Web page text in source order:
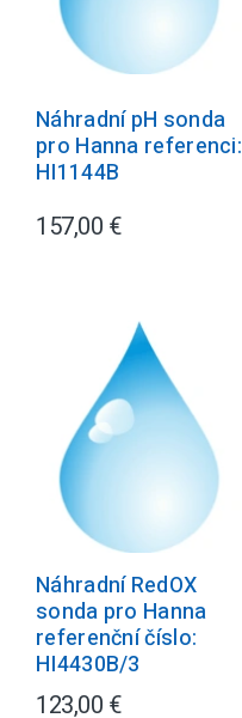
Náhradní pH sonda
pro Hanna referenci:
HI1144B
157,00 €
Náhradní RedOX
sonda pro Hanna
referenční číslo:
HI4430B/3
123,00 €